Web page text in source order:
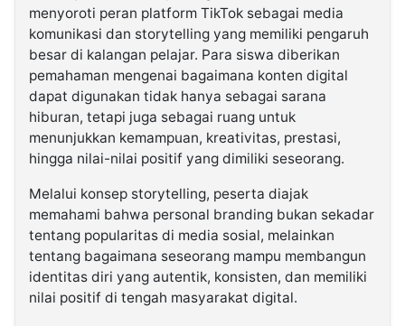
menyoroti peran platform TikTok sebagai media
komunikasi dan storytelling yang memiliki pengaruh
besar di kalangan pelajar. Para siswa diberikan
pemahaman mengenai bagaimana konten digital
dapat digunakan tidak hanya sebagai sarana
hiburan, tetapi juga sebagai ruang untuk
menunjukkan kemampuan, kreativitas, prestasi,
hingga nilai-nilai positif yang dimiliki seseorang.
Melalui konsep storytelling, peserta diajak
memahami bahwa personal branding bukan sekadar
tentang popularitas di media sosial, melainkan
tentang bagaimana seseorang mampu membangun
identitas diri yang autentik, konsisten, dan memiliki
nilai positif di tengah masyarakat digital.